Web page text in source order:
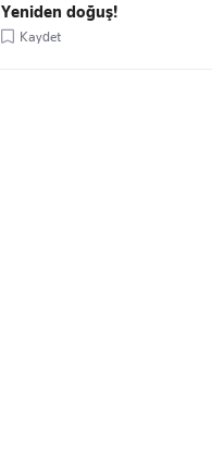
Yeniden doğuş!
Kaydet